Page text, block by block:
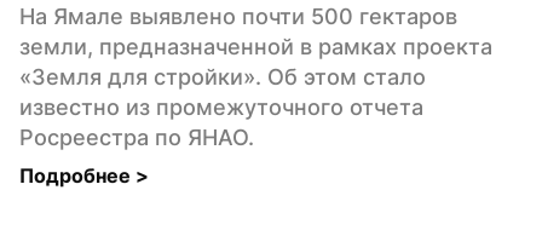
На Ямале выявлено почти 500 гектаров
земли, предназначенной в рамках проекта
«Земля для стройки». Об этом стало
известно из промежуточного отчета
Росреестра по ЯНАО.
Подробнее >